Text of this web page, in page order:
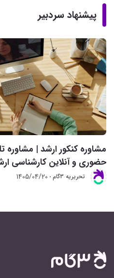
پیشنهاد سردبیر
مشاوره کنکور ارشد | مشاوره
حضوری و آنلاین کارشناسی
تحريريه 3گام 1405/04/20